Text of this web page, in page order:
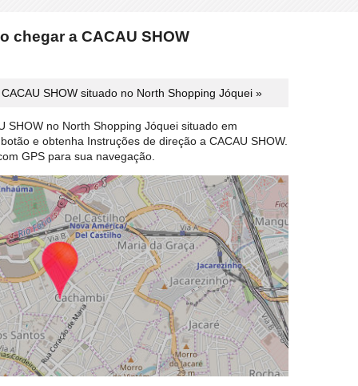
chegar a CACAU SHOW
SHOW situado no North Shopping Jóquei »
SHOW no North Shopping Jóquei situado em
e obtenha Instruções de direção a CACAU SHOW.
GPS para sua navegação.